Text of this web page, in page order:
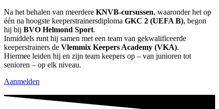
Na het behalen van meerdere KNVB-cursussen, waaronder het op
één na hoogste keeperstrainersdiploma GKC 2 (UEFA B), begon
hij bij BVO Helmond Sport.
Inmiddels runt hij samen met een team van gekwalificeerde
keeperstrainers de Vlemmix Keepers Academy (VKA).
Hiermee leiden hij en zijn team keepers op – van junioren tot
senioren – op elk niveau.
Aanmelden